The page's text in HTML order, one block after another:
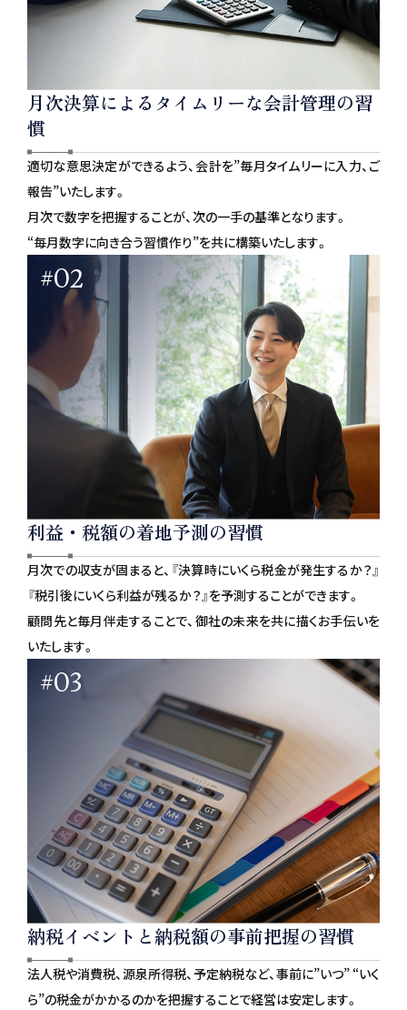
月次決算によるタイムリーな会計管理の習
慣
適切な意思決定ができるよう、会計を”毎月タイムリーに入力、ご
報告”いたします。
月次で数字を把握することが、次の一手の基準となります。
“毎月数字に向き合う習慣作り”を共に構築いたします。
利益・税額の着地予測の習慣
月次での収支が固まると、『決算時にいくら税金が発生するか？』
『税引後にいくら利益が残るか？』を予測することができます。
顧問先と毎月伴走することで、御社の未来を共に描くお手伝いを
いたします。
#02
納税イベントと納税額の事前把握の習慣
法人税や消費税、源泉所得税、予定納税など、事前に”いつ” “いく
ら”の税金がかかるのかを把握することで経営は安定します。
#03